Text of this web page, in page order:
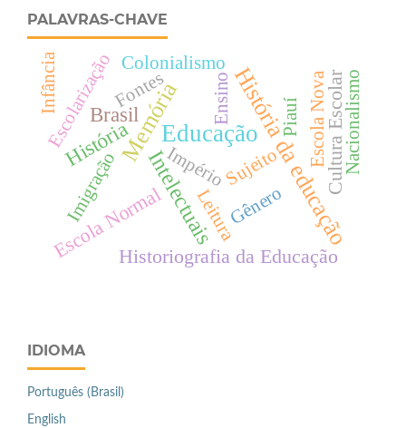
PALAVRAS-CHAVE
EducaçãoHistória da educação
Memória
Intelectuais
História
Brasil Cultura Escolar
Escola NormalHistoriografia da Educação
Império
Gênero
Escolarização Escola Nova
Leitura
Sujeito
Fontes
Colonialismo
Piauí
Ensino Nacionalismo
Imigração
Infância
IDIOMA
Português (Brasil)
English